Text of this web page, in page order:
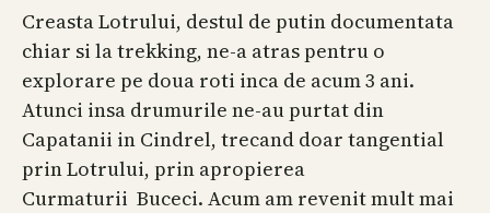
Creasta Lotrului, destul de putin documentata
chiar si la trekking, ne-a atras pentru o
explorare pe doua roti inca de acum 3 ani.
Atunci insa drumurile ne-au purtat din
Capatanii in Cindrel, trecand doar tangential
prin Lotrului, prin apropierea
Curmaturii Buceci. Acum am revenit mult mai